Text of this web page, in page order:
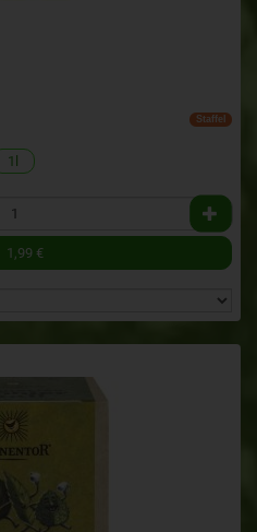
Staffel
1l
1,99 €